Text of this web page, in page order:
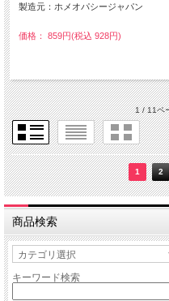
製造元：ホメオパシージャパン
価格： 859円(税込 928円)
1 / 11ペ
1 2
商品検索
キーワード検索